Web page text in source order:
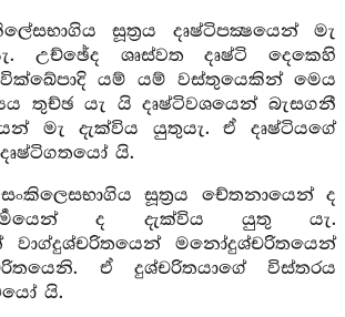
සූත්‍රය දෘෂ්ටිපක්‍ෂයෙන් මැ
උච්ඡේද ශෘස්වත දෘෂ්ටි දෙකෙහි
යම් යම් වස්තුයෙකින් මෙය
තුච්ඡ යැ යි දෘෂ්ටිවශයෙන් බැසගනී
මැ දැක්විය යුතුයැ. ඒ දෘෂ්ටියගේ
යි.
සූත්‍රය චේතනායෙන් ද
ද දැක්විය යුතු යැ.
වාග්දුශ්චරිතයෙන් මනෝදුශ්චරිතයෙන්
ඒ දුශ්චරිතයාගේ විස්තරය
යි.